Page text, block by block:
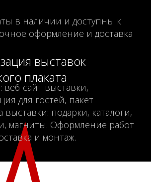
в наличии и доступны к
оформление и доставка
выставок
плаката
веб-сайт выставки,
для гостей, пакет
выставки: подарки, каталоги,
магниты. Оформление работ
и монтаж.